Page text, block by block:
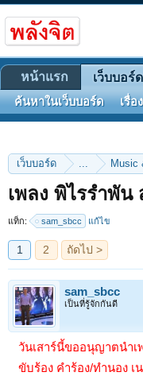
เว็บบอร์ด ... Music
เพลง พิไรรำพัน
แท็ก: sam_sbcc แก้ไข
sam_sbcc
เป็นที่รู้จักกันดี
วันเสาร์นี้ขออนุญาตนำ
ขับร้อง คำร้อง/ทำนอง เ
หน้าแรก เว็บบอร์ด
ค้นหาในเว็บบอร์ด เรื่อ